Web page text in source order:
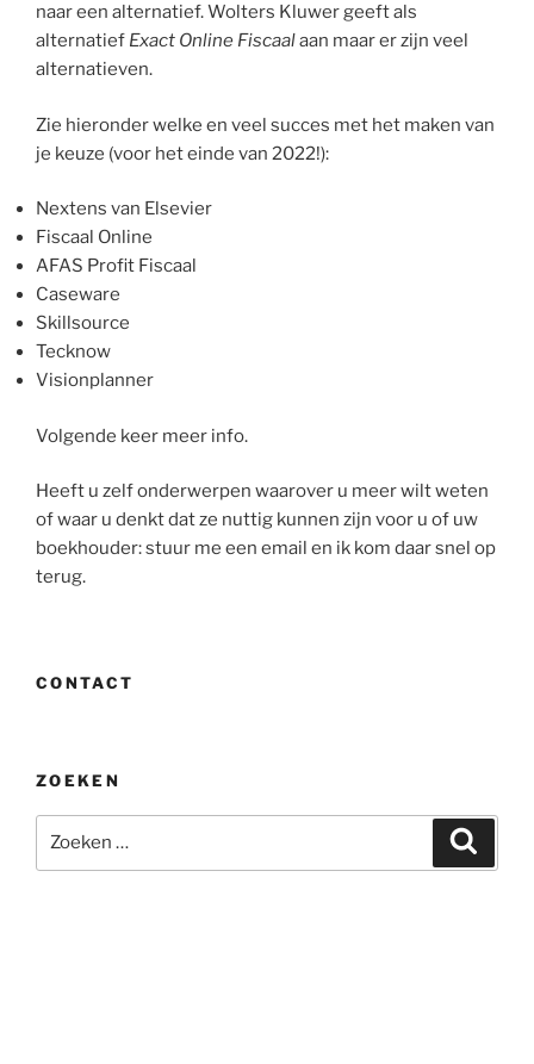
naar een alternatief. Wolters Kluwer geeft als
alternatief Exact Online Fiscaalaan maar er zijn veel
alternatieven.
Zie hieronder welke en veel succes met het maken van
je keuze (voor het einde van 2022!):
Nextens van Elsevier
Fiscaal Online
AFAS Profit Fiscaal
Caseware
Skillsource
Tecknow
Visionplanner
Volgende keer meer info.
Heeft u zelf onderwerpen waarover u meer wilt weten
of waar u denkt dat ze nuttig kunnen zijn voor u of uw
boekhouder: stuur me een email en ik kom daar snel op
terug.
CONTACT
ZOEKEN
naar: